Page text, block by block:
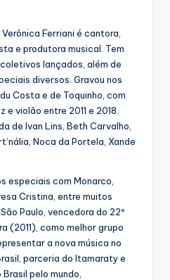
Ferriani é cantora,
e produtora musical. Tem
lançados, além de
diversos. Gravou nos
Costa e de Toquinho, com
violão entre 2011 e 2018.
de Ivan Lins, Beth Carvalho,
Noca da Portela, Xande
especiais com Monarco,
Cristina, entre muitos
Paulo, vencedora do 22º
(2011), como melhor grupo
a nova música no
parceria do Itamaraty e
pelo mundo,